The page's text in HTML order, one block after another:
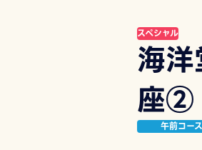
スペシャル
海
座②
午前コース